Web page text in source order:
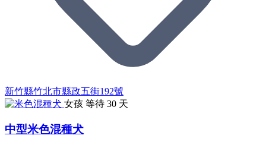
新竹縣竹北市縣政五街192號
女孩 等待 30 天
中型米色混種犬